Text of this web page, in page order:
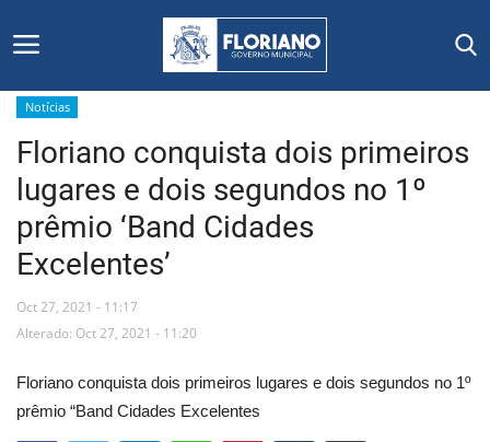
Início
Editais
Floriano
Secretarias e Órgãos
Mural de Licitações
Notícias
Notícias
Floriano conquista dois primeiros
lugares e dois segundos no 1º
prêmio ‘Band Cidades
Excelentes’
Oct 27, 2021 - 11:17
Alterado: Oct 27, 2021 - 11:20
Floriano conquista dois primeiros lugares e dois segundos no 1º
prêmio “Band Cidades Excelentes